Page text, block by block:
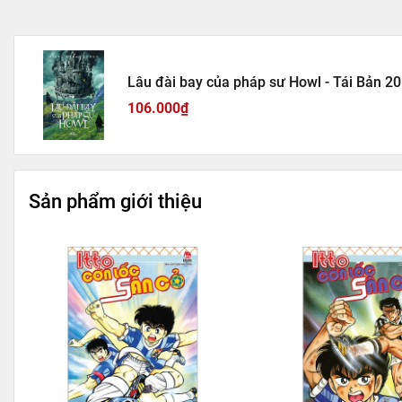
Lâu đài bay của pháp sư Howl - Tái Bản
106.000₫
Sản phẩm giới thiệu